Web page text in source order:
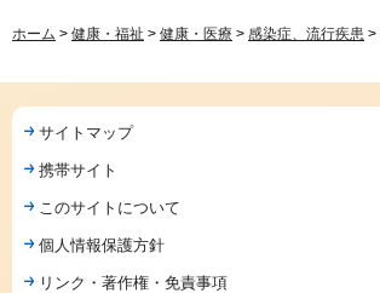
ホーム > 健康・福祉 > 健康・医療 > 感染症、流行疾患 >
サイトマップ
携帯サイト
このサイトについて
個人情報保護方針
リンク・著作権・免責事項